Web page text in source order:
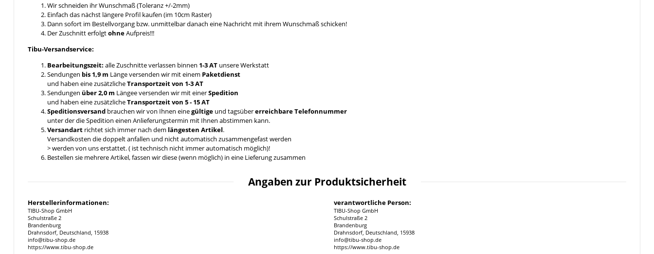
Wir schneiden ihr Wunschmaß (Toleranz +/-2mm)
Einfach das nächst längere Profil kaufen (im 10cm Raster)
Dann sofort im Bestellvorgang bzw. unmittelbar danach eine Nachricht mit ihrem Wunschmaß schicken!
Der Zuschnitt erfolgtohneAufpreis!!!
Tibu-Versandservice:
Bearbeitungszeit: alle Zuschnitte verlassen binnen 1-3 AT unsere Werkstatt
Sendungen bis 1,9 m Länge versenden wir mit einem Paketdienst
und haben eine zusätzlicheTransportzeit von 1-3 AT
Sendungen über 2,0 m Längee versenden wir mit einerSpedition
und haben eine zusätzlicheTransportzeit von 5 - 15 AT
Speditionsversand brauchen wir von Ihnen einegültige und tagsübererreichbare Telefonnummer
unter der die Spedition einen Anlieferungstermin mit Ihnen abstimmen kann.
Versandart richtet sich immer nach dem längesten Artikel.
Versandkosten die doppelt anfallen und nicht automatisch zusammengefast werden
> werden von uns erstattet. ( ist technisch nicht immer automatisch möglich)!
Bestellen sie mehrere Artikel, fassen wir diese (wenn möglich) in eine Lieferung zusammen
Angaben zur Produktsicherheit
Herstellerinformationen:
TIBU-Shop GmbH
Schulstraße 2
Brandenburg
Drahnsdorf, Deutschland, 15938
info@tibu-shop.de
https://www.tibu-shop.de
verantwortliche Person:
TIBU-Shop GmbH
Schulstraße 2
Brandenburg
Drahnsdorf, Deutschland, 15938
info@tibu-shop.de
https://www.tibu-shop.de